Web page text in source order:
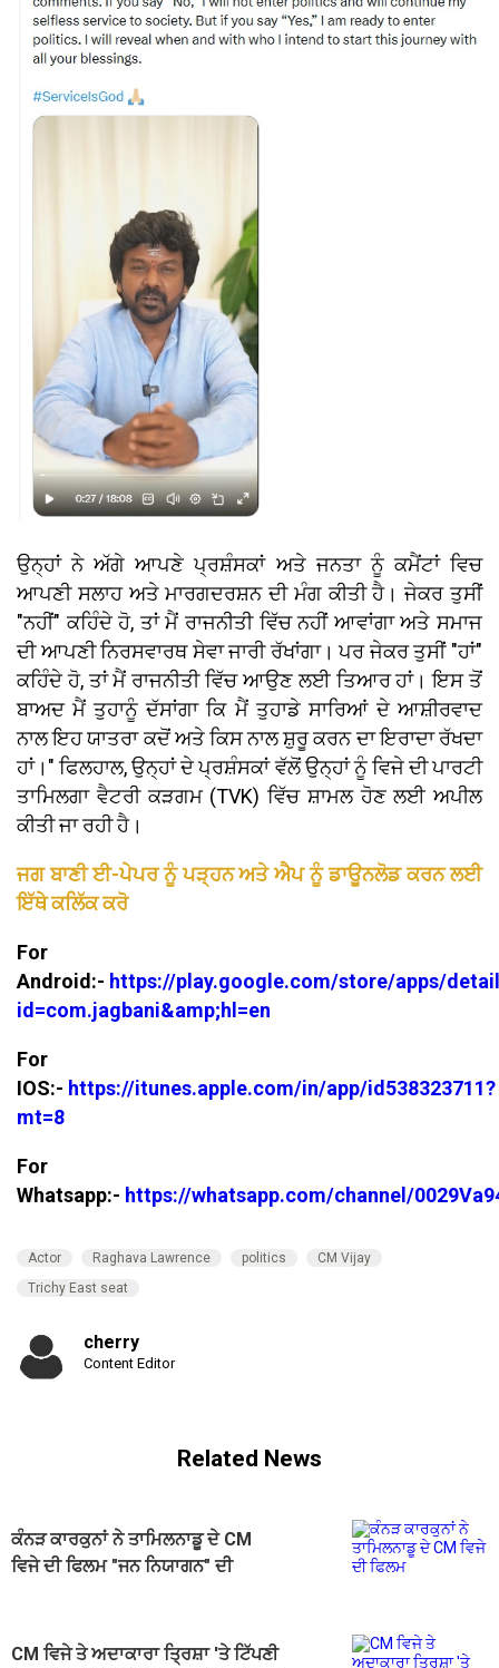
ਉਨ੍ਹਾਂ ਨੇ ਅੱਗੇ ਆਪਣੇ ਪ੍ਰਸ਼ੰਸਕਾਂ ਅਤੇ ਜਨਤਾ ਨੂੰ ਕਮੈਂਟਾਂ ਵਿਚ
ਆਪਣੀ ਸਲਾਹ ਅਤੇ ਮਾਰਗਦਰਸ਼ਨ ਦੀ ਮੰਗ ਕੀਤੀ ਹੈ। ਜੇਕਰ ਤੁਸੀਂ
"ਨਹੀਂ" ਕਹਿੰਦੇ ਹੋ, ਤਾਂ ਮੈਂ ਰਾਜਨੀਤੀ ਵਿੱਚ ਨਹੀਂ ਆਵਾਂਗਾ ਅਤੇ ਸਮਾਜ
ਦੀ ਆਪਣੀ ਨਿਰਸਵਾਰਥ ਸੇਵਾ ਜਾਰੀ ਰੱਖਾਂਗਾ। ਪਰ ਜੇਕਰ ਤੁਸੀਂ "ਹਾਂ"
ਕਹਿੰਦੇ ਹੋ, ਤਾਂ ਮੈਂ ਰਾਜਨੀਤੀ ਵਿੱਚ ਆਉਣ ਲਈ ਤਿਆਰ ਹਾਂ। ਇਸ ਤੋਂ
ਬਾਅਦ ਮੈਂ ਤੁਹਾਨੂੰ ਦੱਸਾਂਗਾ ਕਿ ਮੈਂ ਤੁਹਾਡੇ ਸਾਰਿਆਂ ਦੇ ਆਸ਼ੀਰਵਾਦ
ਨਾਲ ਇਹ ਯਾਤਰਾ ਕਦੋਂ ਅਤੇ ਕਿਸ ਨਾਲ ਸ਼ੁਰੂ ਕਰਨ ਦਾ ਇਰਾਦਾ ਰੱਖਦਾ
ਹਾਂ।" ਫਿਲਹਾਲ, ਉਨ੍ਹਾਂ ਦੇ ਪ੍ਰਸ਼ੰਸਕਾਂ ਵੱਲੋਂ ਉਨ੍ਹਾਂ ਨੂੰ ਵਿਜੇ ਦੀ ਪਾਰਟੀ
ਤਾਮਿਲਗਾ ਵੈਟਰੀ ਕੜਗਮ (TVK) ਵਿੱਚ ਸ਼ਾਮਲ ਹੋਣ ਲਈ ਅਪੀਲ
ਕੀਤੀ ਜਾ ਰਹੀ ਹੈ।
ਜਗ ਬਾਣੀ ਈ-ਪੇਪਰ ਨੂੰ ਪੜ੍ਹਨ ਅਤੇ ਐਪ ਨੂੰ ਡਾਊਨਲੋਡ ਕਰਨ ਲਈ
ਇੱਥੇ ਕਲਿੱਕ ਕਰੋ
For
Android:- https://play.google.com/store/apps/
id=com.jagbani&amp;hl=en
For
IOS:- https://itunes.apple.com/in/app/id538323711?
mt=8
For
Whatsapp:- https://whatsapp.com/channel/
Actor Raghava Lawrence politics
CM Vijay
Trichy East seat
cherry
Content Editor
Related News
ਕੰਨੜ ਕਾਰਕੁਨਾਂ ਨੇ ਤਾਮਿਲਨਾਡੂ ਦੇ CM
ਵਿਜੇ ਦੀ ਫਿਲਮ "ਜਨ ਨਿਯਾਗਨ" ਦੀ
CM ਵਿਜੇ ਤੇ ਅਦਾਕਾਰਾ ਤ੍ਰਿਸ਼ਾ 'ਤੇ ਟਿੱਪਣੀ